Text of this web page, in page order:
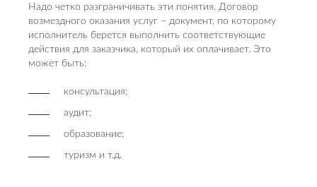
Надо четко разграничивать эти понятия. Договор
возмездного оказания услуг – документ, по которому
исполнитель берется выполнить соответствующие
действия для заказчика, который их оплачивает. Это
может быть:
консультация;
аудит;
образование;
туризм и т.д.